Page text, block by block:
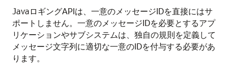
JavaロギングAPIは、一意のメッセージIDを直接にはサ
ポートしません。一意のメッセージIDを必要とするアプ
リケーションやサブシステムは、独自の規則を定義して
メッセージ文字列に適切な一意のIDを付与する必要があ
ります。